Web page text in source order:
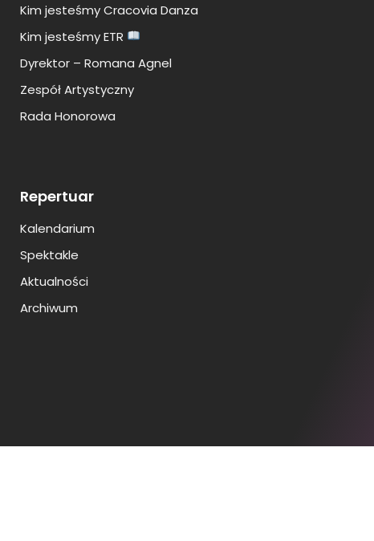
Kim jesteśmy Cracovia Danza
Kim jesteśmy ETR
Dyrektor – Romana Agnel
Zespół Artystyczny
Rada Honorowa
Repertuar
Kalendarium
Spektakle
Aktualności
Archiwum